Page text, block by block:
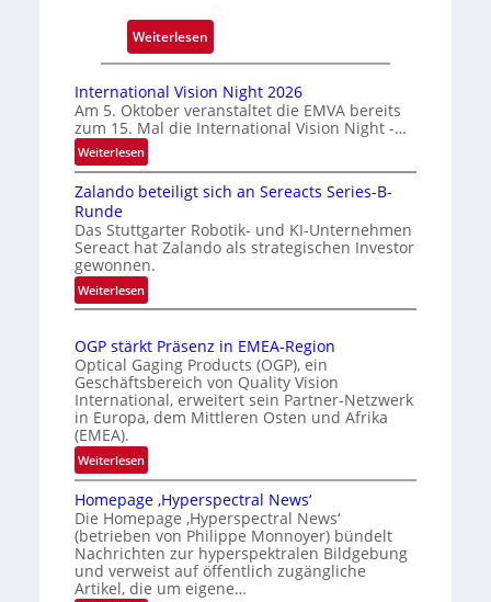
m
r
k
n
e
r
k
n
n
g
Weiterlesen
A
t
o
a
t
i
s
r
e
K
o
n
o
l
l
e
International Vision Night 2026
Am 5. Oktober veranstaltet die EMVA bereits
zum 15. Mal die International Vision Night -…
Weiterlesen:
I
n
e
r
n
a
o
n
a
l
V
i
s
i
o
n
N
i
Zalando beteiligt sich an Sereacts Series-B-
Runde
Das Stuttgarter Robotik- und KI-Unternehmen
Sereact hat Zalando als strategischen Investor
gewonnen.
Weiterlesen:
Z
l
a
n
d
e
t
e
i
l
i
OGP stärkt Präsenz in EMEA-Region
Optical Gaging Products (OGP), ein
Geschäftsbereich von Quality Vision
International, erweitert sein Partner-Netzwerk
in Europa, dem Mittleren Osten und Afrika
(EMEA).
Weiterlesen:
O
G
P
s
t
ä
Homepage ‚Hyperspectral News‘
Die Homepage ‚Hyperspectral News‘
(betrieben von Philippe Monnoyer) bündelt
Nachrichten zur hyperspektralen Bildgebung
und verweist auf öffentlich zugängliche
Artikel, die um eigene…